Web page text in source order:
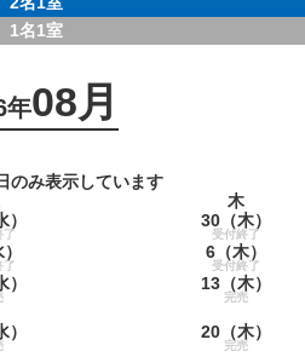
1名1室
年08月
のみ表示しています
木
）
了
30 （木）
受付終了
了
6 （木）
受付終了
） 13 （木）
完売
） 20 （木）
完売